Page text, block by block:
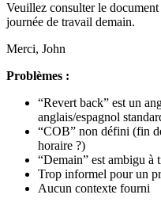
Veuillez consulter le
journée de travail demain.
Merci, John
Problèmes :
“Revert back” est un
anglais/espagnol
“COB” non défini (fin
horaire ?)
“Demain” est ambigu à
Trop informel pour un
Aucun contexte fourni